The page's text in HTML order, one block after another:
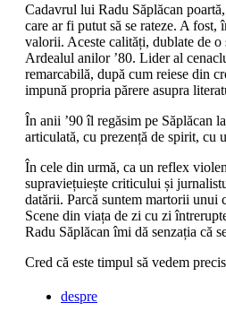
Cadavrul lui Radu Săplăcan
care ar fi putut să se rateze. A
valorii. Aceste calități, dublate de
Ardealul anilor ’80. Lider al
remarcabilă, după cum reiese din
impună propria părere asupra
În anii ’90 îl regăsim pe Săplăcan
articulată, cu prezență de spirit, cu
În cele din urmă, ca un reflex
supraviețuiește criticului și
datării. Parcă suntem martorii unui
Scene din viața de zi cu zi
Radu Săplăcan îmi dă senzația că
Cred că este timpul să vedem
despre